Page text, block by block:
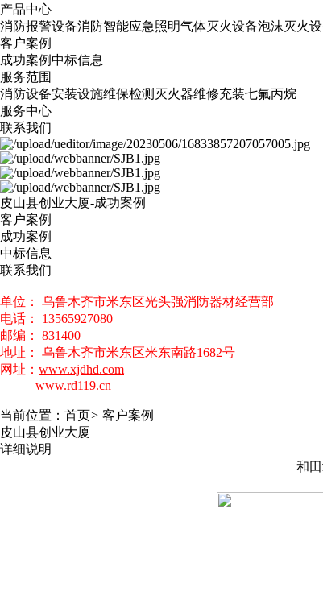
产品中心
消防报警设备消防智能应急照明气体灭火设备泡沫灭火
客户案例
成功案例中标信息
服务范围
消防设备安装设施维保检测 灭火器维修充装七氟丙烷
服务中心
联系我们
皮山县创业大厦-成功案例
客户案例
成功案例
中标信息
联系我们
单位： 乌鲁木齐市米东区光头强消防器材经营部
电话： 13565927080
邮编： 831400
地址： 乌鲁木齐市米东区米东南路1682号
网址： www.xjdhd.com
www.rd119.cn
当前位置： 首页> 客户案例
皮山县创业大厦
详细说明
和